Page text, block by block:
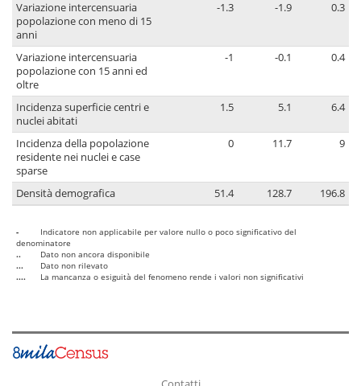
Variazione intercensuaria
popolazione con meno di 15
anni
-1.3 -1.9 0.3
Variazione intercensuaria
popolazione con 15 anni ed
oltre
-1 -0.1 0.4
Incidenza superficie centri e
nuclei abitati
1.5 5.1 6.4
Incidenza della popolazione
residente nei nuclei e case
sparse
0 11.7 9
Densità demografica 51.4 128.7 196.8
-
Indicatore non applicabile per valore nullo o poco significativo del
denominatore
..
Dato non ancora disponibile
...
Dato non rilevato
....
La mancanza o esiguità del fenomeno rende i valori non significativi